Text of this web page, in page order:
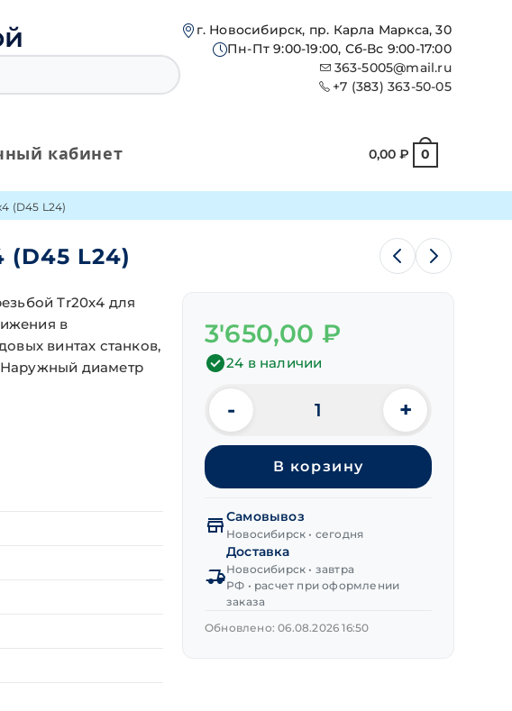
г. Новосибирск, пр. Карла Маркса, 30
Пн-Пт 9:00-19:00, Сб-Вс 9:00-17:00
363-5005@mail.ru
+7 (383) 363-50-05
кабинет 0,00 ₽ 0
(D45 L24)
(D45 L24)
Tr20х4 для
в
винтах станков,
диаметр
3'650,00 ₽
24 в наличии
Количество
товара
Гайка
трапецеидальной
резьбой
круглая
20х4
(D45
L24)
- +
В корзину
Самовывоз
Новосибирск • сегодня
Доставка
Новосибирск • завтра
РФ • расчет при оформлении
заказа
Обновлено: 06.08.2026 16:50